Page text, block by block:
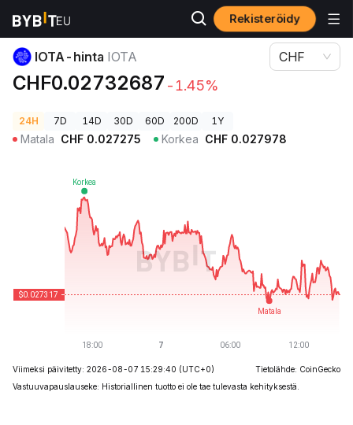
Rekisteröidy
Kryptohinnat
IOTA-hinta IOTA
CHF0.02732687 -1.45%
CHF
24H 7D 14D 30D 60D 200D 1Y
Matala CHF 0.027275 Korkea CHF 0.027978
Viimeksi päivitetty: 2026-08-07 15:29:40 (UTC+0)
Tietolähde: CoinGecko
Vastuuvapauslauseke: Historiallinen tuotto ei ole tae tulevasta kehityksestä.